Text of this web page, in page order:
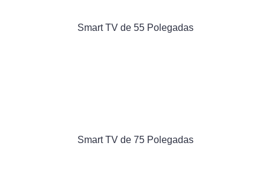
Smart TV de 55 Polegadas
Smart TV de 75 Polegadas